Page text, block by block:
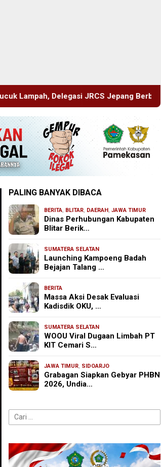
Berbagi Pengetahuan di SDN Puger
PALING BANYAK DIBACA
BERITA, BLITAR, DAERAH ,JAWA TIMUR
Dinas Perhubungan Kabupaten
Blitar Berik…
SUMATERA SELATAN
Launching Kampoeng Badah
Bejajan Talang …
BERITA
Massa Aksi Desak Evaluasi
Kadisdik OKU, …
SUMATERA SELATAN
WOOU Viral Dugaan Limbah PT
KIT Cemari S…
JAWA TIMUR, SIDOARJO
Grabagan Siapkan Gebyar PHBN
2026, Undia…
Cari
untuk: